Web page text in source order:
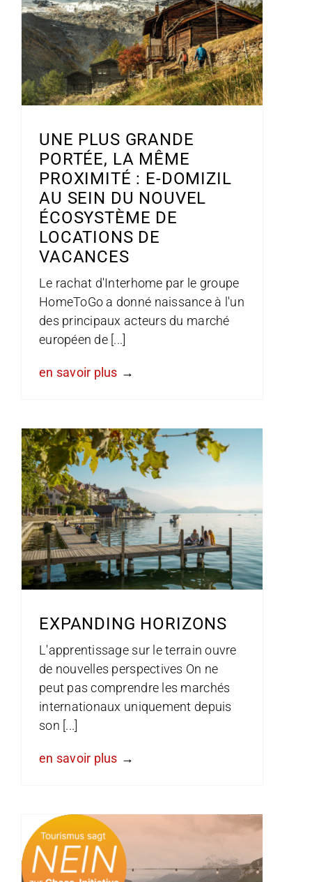
UNE PLUS GRANDE
PORTÉE, LA MÊME
PROXIMITÉ : E-DOMIZIL
AU SEIN DU NOUVEL
ÉCOSYSTÈME DE
LOCATIONS DE
VACANCES
Le rachat d'Interhome par le groupe
HomeToGo a donné naissance à l'un
des principaux acteurs du marché
européen de [...]
en savoir plus
EXPANDING HORIZONS
L'apprentissage sur le terrain ouvre
de nouvelles perspectives On ne
peut pas comprendre les marchés
internationaux uniquement depuis
son [...]
en savoir plus